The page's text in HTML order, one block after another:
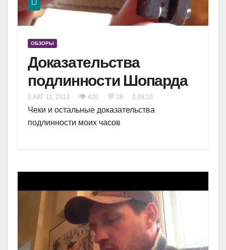
ОБЗОРЫ
Доказательства
подлинности Шопарда
АВГ 11, 2013 👁 420 💬 28 09:10
Чеки и остальные доказательства
подлинности моих часов